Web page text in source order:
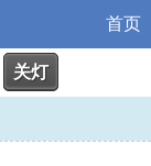
首页
关灯